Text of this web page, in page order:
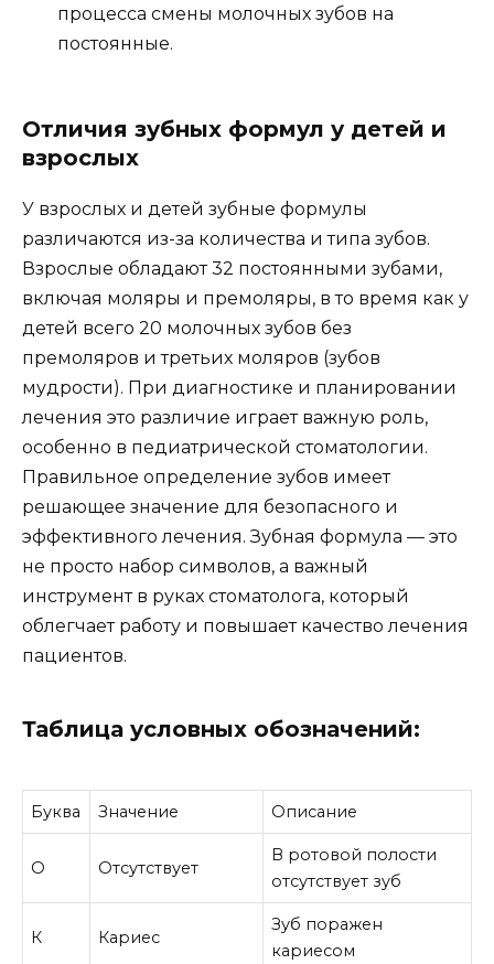
процесса смены молочных зубов на
постоянные.
Отличия зубных формул у детей и
взрослых
У взрослых и детей зубные формулы
различаются из-за количества и типа зубов.
Взрослые обладают 32 постоянными зубами,
включая моляры и премоляры, в то время как у
детей всего 20 молочных зубов без
премоляров и третьих моляров (зубов
мудрости). При диагностике и планировании
лечения это различие играет важную роль,
особенно в педиатрической стоматологии.
Правильное определение зубов имеет
решающее значение для безопасного и
эффективного лечения. Зубная формула — это
не просто набор символов, а важный
инструмент в руках стоматолога, который
облегчает работу и повышает качество лечения
пациентов.
Таблица условных обозначений:
Буква Значение Описание
О Отсутствует
В ротовой полости
отсутствует зуб
К Кариес
Зуб поражен
кариесом